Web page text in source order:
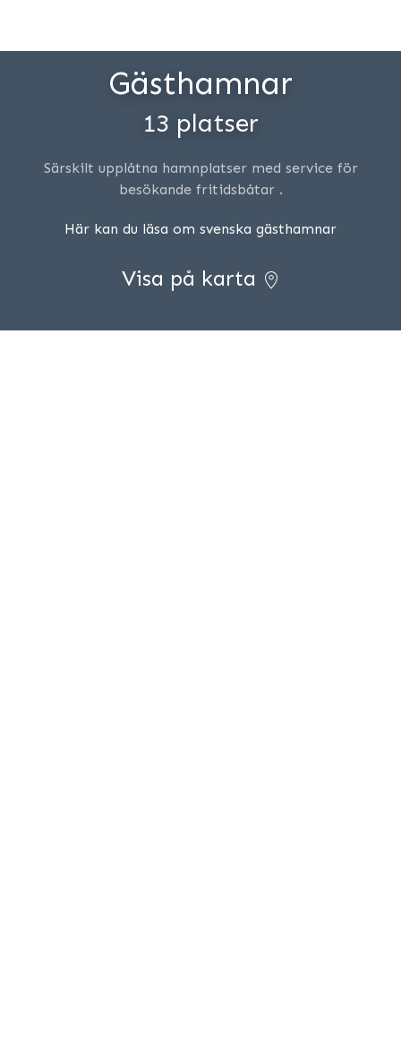
Gästhamnar
13 platser
Särskilt upplåtna hamnplatser med service för
besökande fritidsbåtar .
Här kan du läsa om svenska gästhamnar
Visa på karta